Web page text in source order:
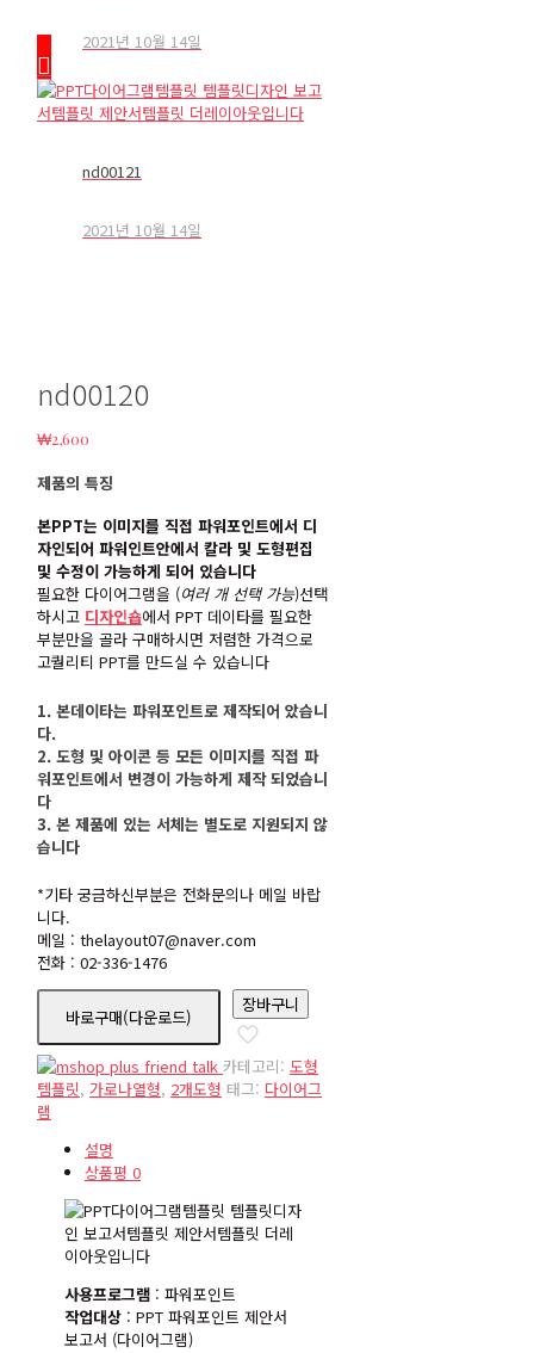
2021년 10월 14일
nd00121
2021년 10월 14일
nd00120
₩2,600
제품의 특징
본PPT는 이미지를 직접 파워포인트에서 디
자인되어 파워인트안에서 칼라 및 도형편집
및 수정이 가능하게 되어 있습니다
필요한 다이어그램을 (여러 개 선택 가능)선택
하시고 디자인숍에서 PPT 데이타를 필요한
부분만을 골라 구매하시면 저렴한 가격으로
고퀄리티 PPT를 만드실 수 있습니다
1. 본데이타는 파워포인트로 제작되어 았습니
다.
2. 도형 및 아이콘 등 모든 이미지를 직접 파
워포인트에서 변경이 가능하게 제작 되었습니
다
3. 본 제품에 있는 서체는 별도로 지원되지 않
습니다
*기타 궁금하신부분은 전화문의나 메일 바랍
니다.
메일 : thelayout07@naver.com
전화 : 02-336-1476
바로구매(다운로드)
nd00120
수
량
장바구니
카테고리: 도형
템플릿, 가로나열형, 2개도형 태그: 다이어그
램
설명
상품평 0
사용프로그램 : 파워포인트
작업대상 : PPT 파워포인트 제안서
보고서 (다이어그램)